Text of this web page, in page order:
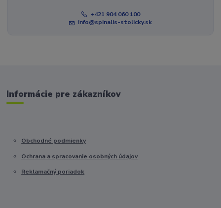
+421 904 060 100
info@spinalis-stolicky.sk
Informácie pre zákazníkov
Obchodné podmienky
Ochrana a spracovanie osobných údajov
Reklamačný poriadok